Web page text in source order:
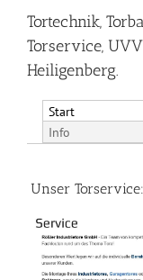
Tortechnik,
Torservice,
Heiligenberg.
Start
Info
Unser Torservice: